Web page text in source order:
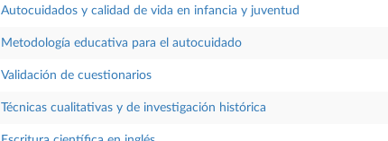
Autocuidados y calidad de vida en infancia y juventud
Metodología educativa para el autocuidado
Validación de cuestionarios
Técnicas cualitativas y de investigación histórica